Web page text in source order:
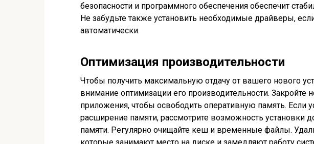
безопасности и программного обеспечения обеспечит
Не забудьте также установить необходимые драйверы,
автоматически.
Оптимизация производительности
Чтобы получить максимальную отдачу от вашего нового
внимание оптимизации его производительности. Закройте
приложения, чтобы освободить оперативную память. Если
расширение памяти, рассмотрите возможность установки
памяти. Регулярно очищайте кеш и временные файлы.